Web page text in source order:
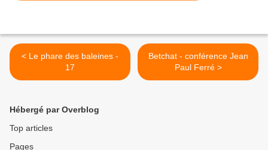
< Le phare des baleines -
17
Betchat - conférence Jean
Paul Ferré >
Hébergé par Overblog
Top articles
Pages